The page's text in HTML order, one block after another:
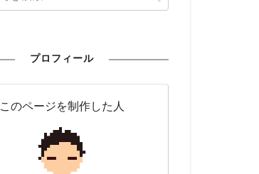
プロフィール
このページを制作した人